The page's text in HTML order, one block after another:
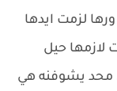
لزمت ايدها
لازمها حيل
محد يشوفنه هي